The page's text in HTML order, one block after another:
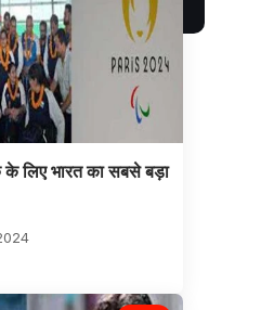
के लिए भारत का सबसे बड़ा